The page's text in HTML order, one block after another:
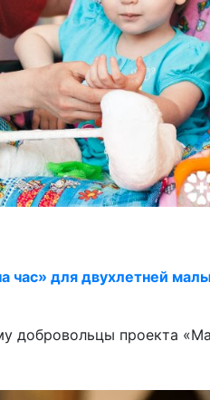
час» для двухлетней
добровольцы проекта